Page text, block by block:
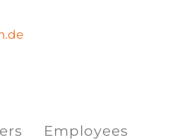
Employees